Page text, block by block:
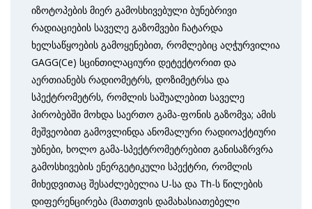
იზოტოპების მიერ გამოსხივებული ბუნებრივი
რადიაციების საველე გაზომვები ჩატარდა
ხელსაწყოების გამოყენებით, რომლებიც აღჭურვილია
GAGG(Ce) სცინთილაციური დეტექტორით და
აერთიანებს რადიომეტრს, დოზიმეტრსა და
სპექტრომეტრს, რომლის საშუალებით საველე
პირობებში მოხდა საერთო გამა-ფონის გაზომვა; ამის
მეშვეობით გამოვლინდა ანომალური რადიოაქტიური
უბნები, ხოლო გამა-სპექტრომეტრებით განისაზრვრა
გამოსხივების ენერგეტიკული სპექტრი, რომლის
მიხედვითაც შესაძლებელია U-სა და Th-ს წილების
დიფერენცირება (მათთვის დამახასიათებელი